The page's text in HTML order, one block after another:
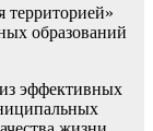
образований
эффективных